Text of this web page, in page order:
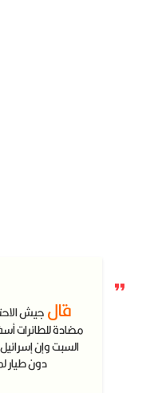
قالجيش
مضادة للطائرات
السبت وإن
دون طيار